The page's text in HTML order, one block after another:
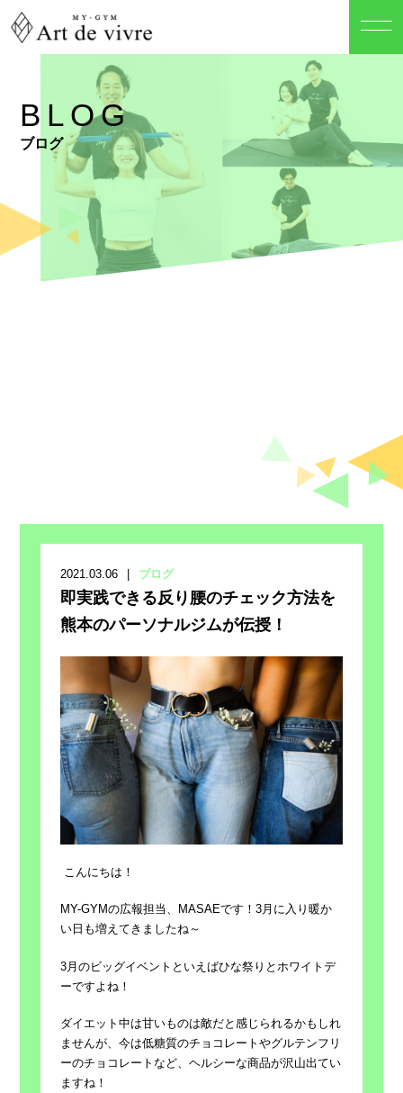
BLOG
ブログ
2021.03.06 ブログ
即実践できる反り腰のチェック方法を
熊本のパーソナルジムが伝授！
こんにちは！
MY-GYMの広報担当、MASAEです！3月に入り暖か
い日も増えてきましたね～
3月のビッグイベントといえばひな祭りとホワイトデ
ーですよね！
ダイエット中は甘いものは敵だと感じられるかもしれ
ませんが、今は低糖質のチョコレートやグルテンフリ
ーのチョコレートなど、ヘルシーな商品が沢山出てい
ますね！